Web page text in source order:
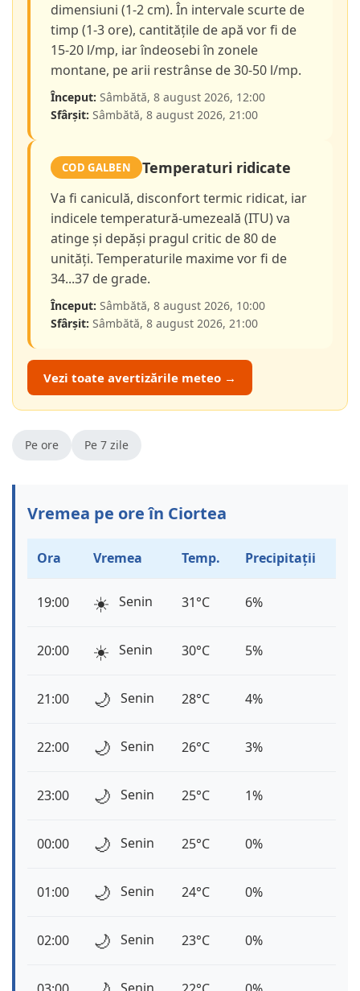
dimensiuni (1-2 cm). În intervale scurte de
timp (1-3 ore), cantitățile de apă vor fi de
15-20 l/mp, iar îndeosebi în zonele
montane, pe arii restrânse de 30-50 l/mp.
Început: Sâmbătă, 8 august 2026, 12:00
Sfârșit: Sâmbătă, 8 august 2026, 21:00
COD GALBEN Temperaturi ridicate
Va fi caniculă, disconfort termic ridicat, iar
indicele temperatură-umezeală (ITU) va
atinge și depăși pragul critic de 80 de
unități. Temperaturile maxime vor fi de
34...37 de grade.
Început: Sâmbătă, 8 august 2026, 10:00
Sfârșit: Sâmbătă, 8 august 2026, 21:00
Vezi toate avertizările meteo →
Pe ore Pe 7 zile
Vremea pe ore în Ciortea
Ora Vremea Temp. Precipitații
19:00 ☀️ Senin 31°C 6%
20:00 ☀️ Senin 30°C 5%
21:00 🌙 Senin 28°C 4%
22:00 🌙 Senin 26°C 3%
23:00 🌙 Senin 25°C 1%
00:00 🌙 Senin 25°C 0%
01:00 🌙 Senin 24°C 0%
02:00 🌙 Senin 23°C 0%